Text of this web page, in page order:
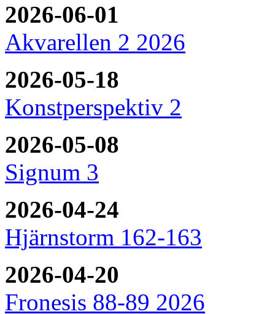
2026-06-01
Akvarellen 2 2026
2026-05-18
Konstperspektiv 2
2026-05-08
Signum 3
2026-04-24
Hjärnstorm 162-163
2026-04-20
Fronesis 88-89 2026